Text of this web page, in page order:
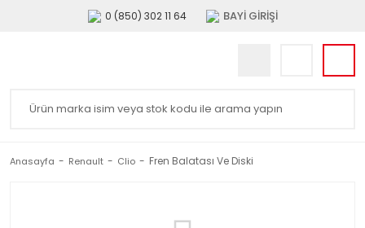
0 (850) 302 11 64 BAYİ GİRİŞİ
Anasayfa Renault Clio Fren Balatası Ve Diski